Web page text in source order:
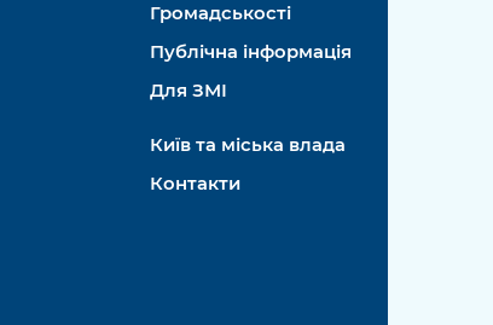
Громадськості
Публічна інформація
Для ЗМІ
Київ та міська влада
Контакти